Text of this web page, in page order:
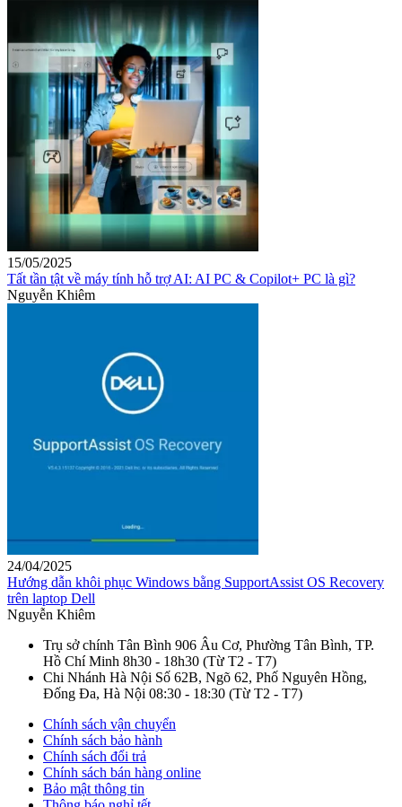
15/05/2025
Tất tần tật về máy tính hỗ trợ AI: AI PC & Copilot+ PC là gì?
Nguyễn Khiêm
24/04/2025
Hướng dẫn khôi phục Windows bằng SupportAssist OS Recovery
trên laptop Dell
Nguyễn Khiêm
Trụ sở chính Tân Bình 906 Âu Cơ, Phường Tân Bình, TP.
Hồ Chí Minh 8h30 - 18h30 (Từ T2 - T7)
Chi Nhánh Hà Nội Số 62B, Ngõ 62, Phố Nguyên Hồng,
Đống Đa, Hà Nội 08:30 - 18:30 (Từ T2 - T7)
Chính sách vận chuyển
Chính sách bảo hành
Chính sách đổi trả
Chính sách bán hàng online
Bảo mật thông tin